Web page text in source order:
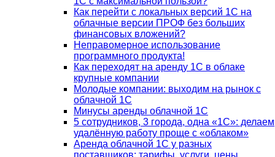
Как перейти с локальных версий 1С на
облачные версии ПРОФ без больших
финансовых вложений?
Неправомерное использование
программного продукта!
Как переходят на аренду 1С в облаке
крупные компании
Молодые компании: выходим на рынок с
облачной 1С
Минусы аренды облачной 1С
5 сотрудников, 3 города, одна «1С»: делаем
удалённую работу проще с «облаком»
Аренда облачной 1С у разных
поставщиков: тарифы, услуги, цены